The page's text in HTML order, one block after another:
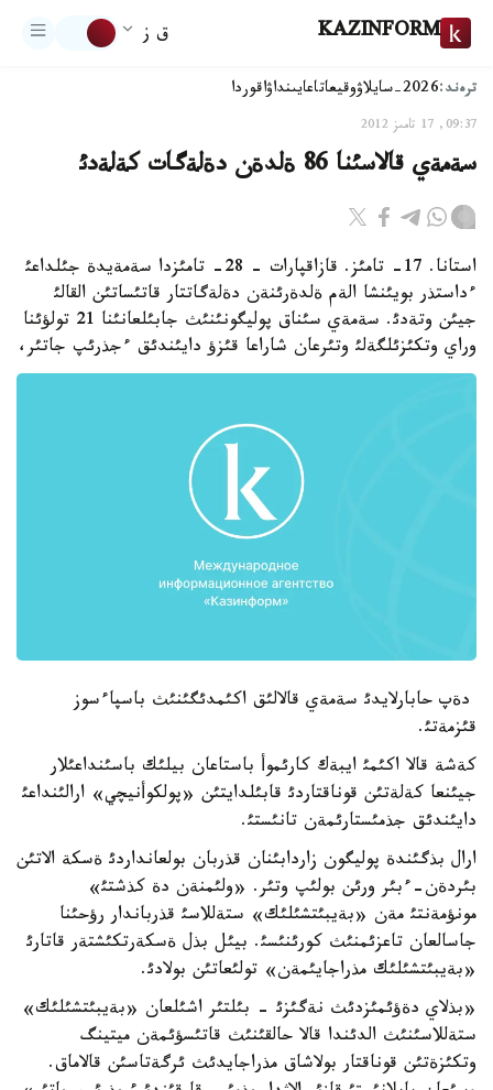
KAZINFORM ق ز
ترەند:2026-سايلاۋ وقيعاتاعايىنداۋاقوردا
09:37, 17 تامىز 2012
سةمةي قالاسئنا 86 ةلدةن دةلةگات كةلةدئ
استانا. 17- تامئز. قازاقپارات - 28- تامئزدا سةمةيدة جئلداعئ
ءداستذر بويئنشا الةم ةلدةرئنةن دةلةگاتتار قاتئساتئن القالئ
جيئن وتةدئ. سةمةي سئناق پوليگونئنئث جابئلعانئنا 21 تولؤئنا
وراي وتكئزئلگةلئ وتئرعان شاراعا قئزؤ دايئندئق ءجذرئپ جاتئر،
دةپ حابارلايدئ سةمةي قالالئق اكئمدئگئنئث باسپاءسوز
قئزمةتئ.
كةشة قالا اكئمئ ايبةك كارئموأ باستاعان بيلئك باسئنداعئلار
جيئنعا كةلةتئن قوناقتاردئ قابئلدايتئن «پولكوأنيچي» ارالئنداعئ
دايئندئق جذمئستارئمةن تانئستئ.
ارال بذگئندة پوليگون زاردابئنان قذربان بولعانداردئ ةسكة الاتئن
بئردةن-ءبئر ورئن بولئپ وتئر. «ولئمنةن دة كذشتئ»
مونؤمةنتئ مةن «بةيبئتشئلئك» ستةللاسئ قذرباندار رؤحئنا
جاسالعان تاعزئمنئث كورئنئسئ. بيئل بذل ةسكةرتكئشتةر قاتارئ
«بةيبئتشئلئك مذراجايئمةن» تولئعاتئن بولادئ.
«بذلاي دةؤئمئزدئث نةگئزئ - بئلتئر اشئلعان «بةيبئتشئلئك»
ستةللاسئنئث الدئندا قالا حالقئنئث قاتئسؤئمةن ميتينگ
وتكئزةتئن قوناقتار بولاشاق مذراجايدئث ئرگةتاسئن قالاماق.